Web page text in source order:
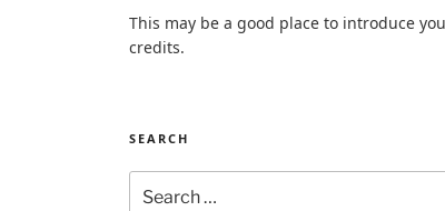
This may be a good place to introduce
credits.
SEARCH
for: